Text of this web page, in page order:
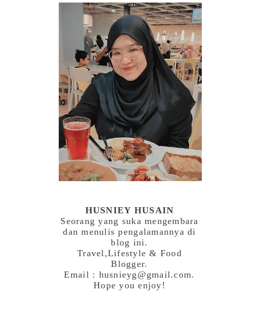
HUSNIEY HUSAIN
Seorang yang suka mengembara
dan menulis pengalamannya di
blog ini.
Travel,Lifestyle & Food
Blogger.
Email : husnieyg@gmail.com.
Hope you enjoy!